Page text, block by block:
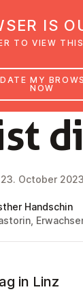
NEWS
23. October 2023
Handschin
in Linz
IS
TO VIEW
MY
NOW